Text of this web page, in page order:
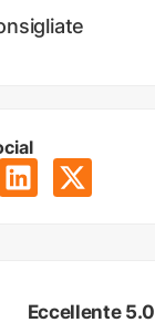
Eccellente 5.0